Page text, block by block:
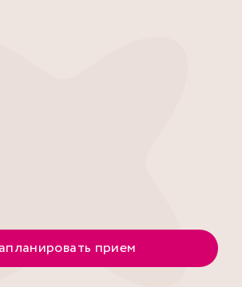
прием